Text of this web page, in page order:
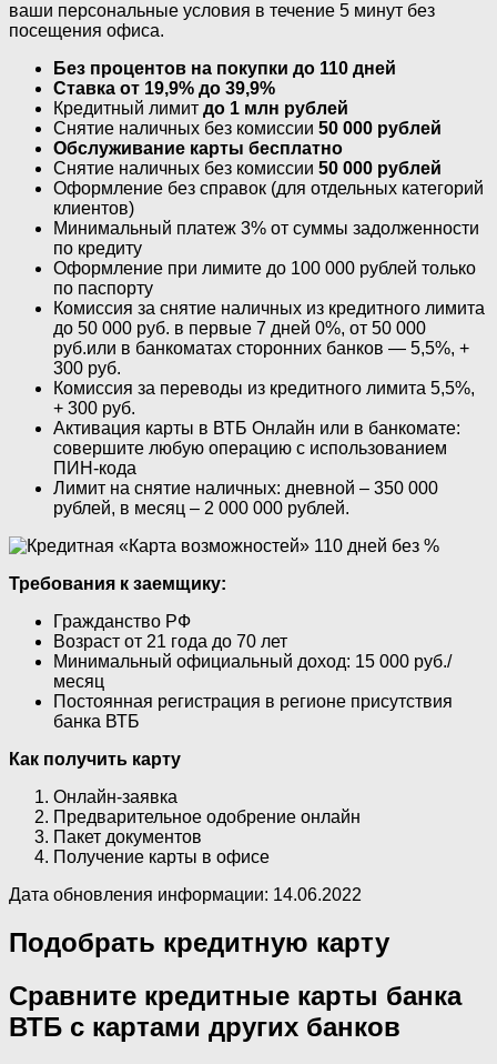
ваши персональные условия в течение 5 минут без
посещения офиса.
Без процентов на покупки до 110 дней
Ставка от 19,9% до 39,9%
Кредитный лимит до 1 млн рублей
Снятие наличных без комиссии 50 000 рублей​
Обслуживание карты бесплатно
Снятие наличных без комиссии 50 000 рублей​
Оформление без справок (для отдельных категорий
клиентов)
Минимальный платеж 3% от суммы задолженности
по кредиту
Оформление при лимите до 100 000 рублей только
по паспорту
Комиссия за снятие наличных из кредитного лимита
до 50 000 руб. в первые 7 дней 0%, от 50 000
руб.или в банкоматах сторонних банков — 5,5%, +
300 руб.
Комиссия за переводы из кредитного лимита 5,5%,
+ 300 руб.
Активация карты в ВТБ Онлайн или в банкомате:
совершите любую операцию с использованием
ПИН-кода
Лимит на снятие наличных: дневной – 350 000
рублей, в месяц – 2 000 000 рублей.
Требования к заемщику:
Гражданство РФ
Возраст от 21 года до 70 лет
Минимальный официальный доход: 15 000 руб./
месяц
Постоянная регистрация в регионе присутствия
банка ВТБ
Как получить карту
Онлайн-заявка
Предварительное одобрение онлайн
Пакет документов
Получение карты в офисе
Дата обновления информации: 14.06.2022
Подобрать кредитную карту
Сравните кредитные карты банка
ВТБ с картами других банков